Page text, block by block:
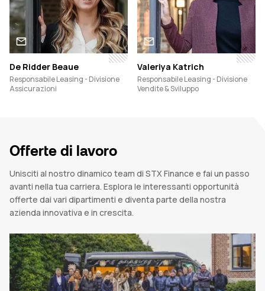
De Ridder Beaue
Responsabile Leasing - Divisione
Assicurazioni
Valeriya Katrich
Responsabile Leasing - Divisione
Vendite & Sviluppo
Offerte di lavoro
Unisciti al nostro dinamico team di STX Finance e fai un passo
avanti nella tua carriera. Esplora le interessanti opportunità
offerte dai vari dipartimenti e diventa parte della nostra
azienda innovativa e in crescita.